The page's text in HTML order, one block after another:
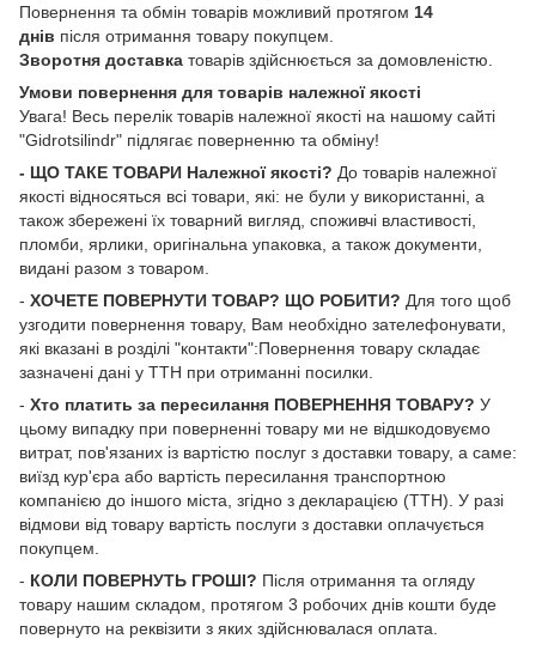
Повернення та обмін товарів можливий протягом 14
днів після отримання товару покупцем.
Зворотня доставка товарів здійснюється за домовленістю.
Умови повернення для товарів належної якості
Увага! Весь перелік товарів належної якості на нашому сайті
"Gidrotsilindr" підлягає поверненню та обміну!
- ЩО ТАКЕ ТОВАРИ Належної якості? До товарів належної
якості відносяться всі товари, які: не були у використанні, а
також збережені їх товарний вигляд, споживчі властивості,
пломби, ярлики, оригінальна упаковка, а також документи,
видані разом з товаром.
- ХОЧЕТЕ ПОВЕРНУТИ ТОВАР? ЩО РОБИТИ? Для того щоб
узгодити повернення товару, Вам необхідно зателефонувати,
які вказані в розділі "контакти":Повернення товару складає
зазначені дані у ТТН при отриманні посилки.
- Хто платить за пересилання ПОВЕРНЕННЯ ТОВАРУ? У
цьому випадку при поверненні товару ми не відшкодовуємо
витрат, пов'язаних із вартістю послуг з доставки товару, а саме:
виїзд кур'єра або вартість пересилання транспортною
компанією до іншого міста, згідно з декларацією (ТТН). У разі
відмови від товару вартість послуги з доставки оплачується
покупцем.
- КОЛИ ПОВЕРНУТЬ ГРОШІ? Після отримання та огляду
товару нашим складом, протягом 3 робочих днів кошти буде
повернуто на реквізити з яких здійснювалася оплата.